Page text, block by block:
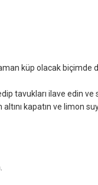
küp olacak biçimde
tavukları ilave edin ve
kapatın ve limon